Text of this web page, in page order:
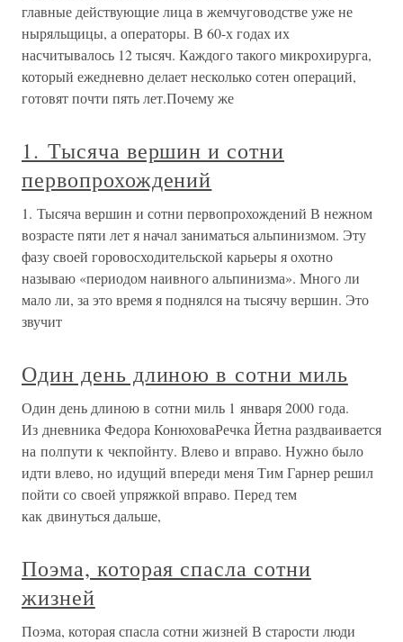
главные действующие лица в жемчуговодстве уже не
ныряльщицы, а операторы. В 60-х годах их
насчитывалось 12 тысяч. Каждого такого микрохирурга,
который ежедневно делает несколько сотен операций,
готовят почти пять лет.Почему же
1. Тысяча вершин и сотни
первопрохождений
1. Тысяча вершин и сотни первопрохождений В нежном
возрасте пяти лет я начал заниматься альпинизмом. Эту
фазу своей горовосходительской карьеры я охотно
называю «периодом наивного альпинизма». Много ли
мало ли, за это время я поднялся на тысячу вершин. Это
звучит
Один день длиною в сотни миль
Один день длиною в сотни миль 1 января 2000 года.
Из дневника Федора КонюховаРечка Йетна раздваивается
на полпути к чекпойнту. Влево и вправо. Нужно было
идти влево, но идущий впереди меня Тим Гарнер решил
пойти со своей упряжкой вправо. Перед тем
как двинуться дальше,
Поэма, которая спасла сотни
жизней
Поэма, которая спасла сотни жизней В старости люди